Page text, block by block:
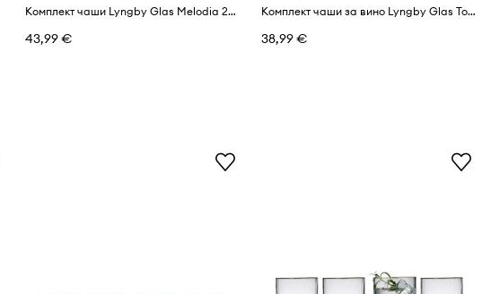
Комплект чаши Lyngby Glas Melodia 230 ml (6 броя)
43,99 €
Комплект чаши за вино Lyngby Glas Torino 300 ml (2 броя)
38,99 €